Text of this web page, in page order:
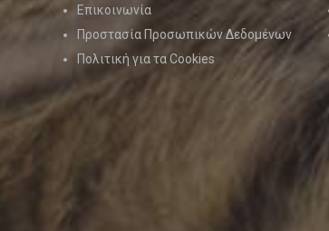
Επικοινωνία
Προστασία Προσωπικών Δεδομένων
Πολιτική για τα Cookies